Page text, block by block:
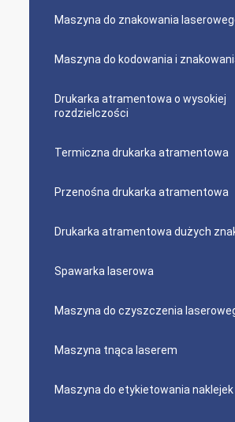
Maszyna do znakowania
Maszyna do kodowania i
Drukarka atramentowa o wysokiej
rozdzielczości
Termiczna drukarka atramentowa
Przenośna drukarka atramentowa
Drukarka atramentowa dużych
Spawarka laserowa
Maszyna do czyszczenia
Maszyna tnąca laserem
Maszyna do etykietowania naklejek